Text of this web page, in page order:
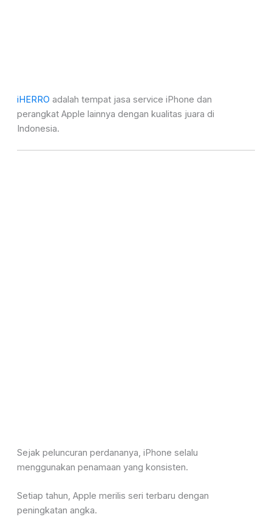
iHERRO adalah tempat jasa service iPhone dan
perangkat Apple lainnya dengan kualitas juara di
Indonesia.
Sejak peluncuran perdananya, iPhone selalu
menggunakan penamaan yang konsisten.
Setiap tahun, Apple merilis seri terbaru dengan
peningkatan angka.